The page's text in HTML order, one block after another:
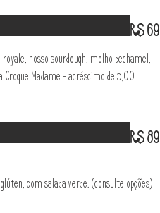
nosso sourdough, molho bechamel,
Madame – acréscimo de 5,00
R$ 69
com salada verde. (consulte opções)
R$ 89